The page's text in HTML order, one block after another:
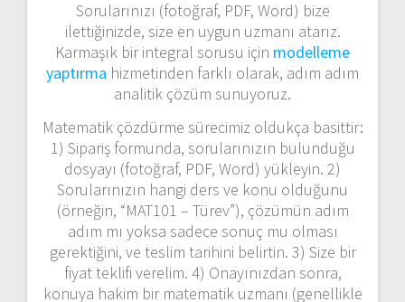
Sorularınızı (fotoğraf, PDF, Word) bize
ilettiğinizde, size en uygun uzmanı atarız.
Karmaşık bir integral sorusu için modelleme
yaptırma hizmetinden farklı olarak, adım adım
analitik çözüm sunuyoruz.
Matematik çözdürme sürecimiz oldukça basittir:
1) Sipariş formunda, sorularınızın bulunduğu
dosyayı (fotoğraf, PDF, Word) yükleyin. 2)
Sorularınızın hangi ders ve konu olduğunu
(örneğin, “MAT101 – Türev”), çözümün adım
adım mı yoksa sadece sonuç mu olması
gerektiğini, ve teslim tarihini belirtin. 3) Size bir
fiyat teklifi verelim. 4) Onayınızdan sonra,
konuya hakim bir matematik uzmanı (genellikle